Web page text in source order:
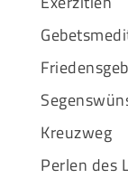
Kreuzweg
Perlen des